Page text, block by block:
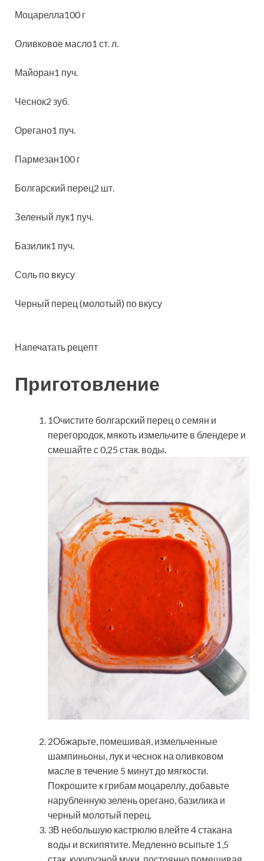
Моцарелла100 г
Оливковое масло1 ст. л.
Майоран1 пуч.
Чеснок2 зуб.
Орегано1 пуч.
Пармезан100 г
Болгарский перец2 шт.
Зеленый лук1 пуч.
Базилик1 пуч.
Соль по вкусу
Черный перец (молотый) по вкусу
Напечатать рецепт
Приготовление
1Очистите болгарский перец о семян и
перегородок, мякоть измельчите в блендере и
смешайте с 0,25 стак. воды.
2Обжарьте, помешивая, измельченные
шампиньоны, лук и чеснок на оливковом
масле в течение 5 минут до мягкости.
Покрошите к грибам моцареллу, добавьте
нарубленную зелень орегано, базилика и
черный молотый перец.
3В небольшую кастрюлю влейте 4 стакана
воды и вскипятите. Медленно всыпьте 1,5